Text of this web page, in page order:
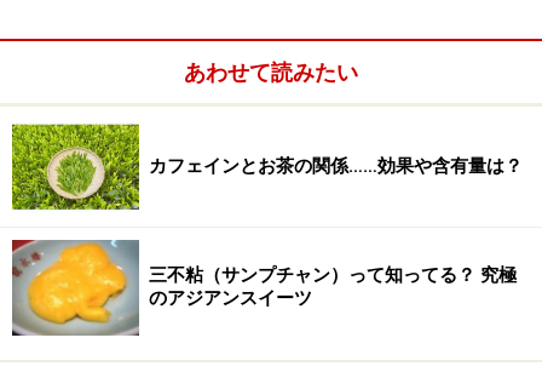
長です。
※記事内容は執筆時点のものです。最新の内容をご確認くださ
い。
※メニューや料金などのデータは、取材時または記事公開時点で
の内容です。
1/3 次のページへ
あわせて読みたい
カフェインとお茶の関係……効果や含有量は？
三不粘（サンプチャン）って知ってる？ 究極
のアジアンスイーツ